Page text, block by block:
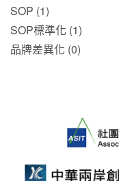
SOP (1)
SOP標準化 (1)
品牌差異化 (0)